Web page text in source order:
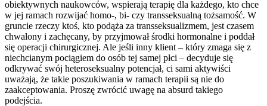
obiektywnych naukowców, wspierają terapię dla każdego, kto chce
w jej ramach rozwijać homo-, bi- czy transseksualną tożsamość. W
gruncie rzeczy ktoś, kto podąża za transseksualizmem, jest czasem
chwalony i zachęcany, by przyjmował środki hormonalne i poddał
się operacji chirurgicznej. Ale jeśli inny klient – który zmaga się z
niechcianym pociągiem do osób tej samej płci – decyduje się
odkrywać swój heteroseksualny potencjał, ci sami aktywiści
uważają, że takie poszukiwania w ramach terapii są nie do
zaakceptowania. Proszę zwrócić uwagę na absurd takiego
podejścia.